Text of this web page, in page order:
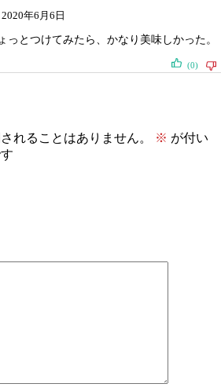
2020年6月6日
っとつけてみたら、かなり美味しかった。
(0)
れることはありません。 ※ が付い